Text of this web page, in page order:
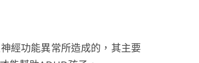
經功能異常所造成的，其主要